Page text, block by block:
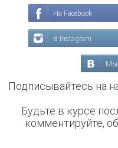
На Facebook
В Instagram
Мы
Подписывайтесь на
Будьте в курсе
комментируйте,